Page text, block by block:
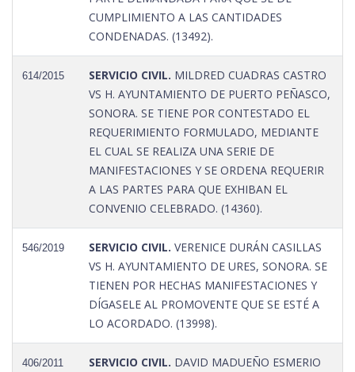
CUMPLIMIENTO A LAS CANTIDADES
CONDENADAS. (13492).
614/2015 SERVICIO CIVIL. MILDRED CUADRAS CASTRO
VS H. AYUNTAMIENTO DE PUERTO PEÑASCO,
SONORA. SE TIENE POR CONTESTADO EL
REQUERIMIENTO FORMULADO, MEDIANTE
EL CUAL SE REALIZA UNA SERIE DE
MANIFESTACIONES Y SE ORDENA REQUERIR
A LAS PARTES PARA QUE EXHIBAN EL
CONVENIO CELEBRADO. (14360).
546/2019 SERVICIO CIVIL. VERENICE DURÁN CASILLAS
VS H. AYUNTAMIENTO DE URES, SONORA. SE
TIENEN POR HECHAS MANIFESTACIONES Y
DÍGASELE AL PROMOVENTE QUE SE ESTÉ A
LO ACORDADO. (13998).
406/2011
SERVICIO CIVIL. DAVID MADUEÑO ESMERIO